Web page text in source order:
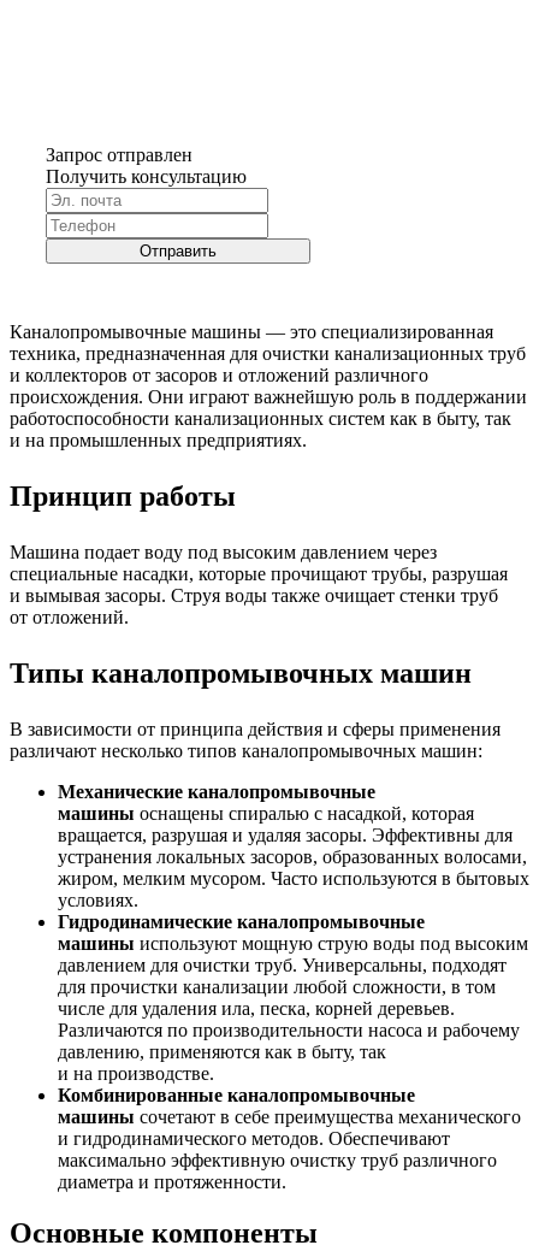
Запрос отправлен
Получить консультацию
Отправить
Каналопромывочные машины — это специализированная
техника, предназначенная для очистки канализационных труб
и коллекторов от засоров и отложений различного
происхождения. Они играют важнейшую роль в поддержании
работоспособности канализационных систем как в быту, так
и на промышленных предприятиях.
Принцип работы
Машина подает воду под высоким давлением через
специальные насадки, которые прочищают трубы, разрушая
и вымывая засоры. Струя воды также очищает стенки труб
от отложений.
Типы каналопромывочных машин
В зависимости от принципа действия и сферы применения
различают несколько типов каналопромывочных машин:
Механические каналопромывочные
машины оснащены спиралью с насадкой, которая
вращается, разрушая и удаляя засоры. Эффективны для
устранения локальных засоров, образованных волосами,
жиром, мелким мусором. Часто используются в бытовых
условиях.
Гидродинамические каналопромывочные
машины используют мощную струю воды под высоким
давлением для очистки труб. Универсальны, подходят
для прочистки канализации любой сложности, в том
числе для удаления ила, песка, корней деревьев.
Различаются по производительности насоса и рабочему
давлению, применяются как в быту, так
и на производстве.
Комбинированные каналопромывочные
машины сочетают в себе преимущества механического
и гидродинамического методов. Обеспечивают
максимально эффективную очистку труб различного
диаметра и протяженности.
Основные компоненты